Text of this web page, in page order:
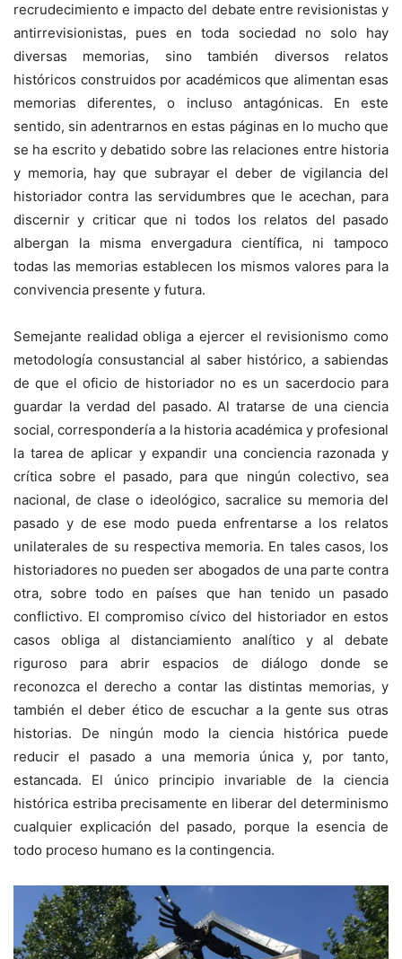
recrudecimiento e impacto del debate entre revisionistas y
antirrevisionistas, pues en toda sociedad no solo hay
diversas memorias, sino también diversos relatos
históricos construidos por académicos que alimentan esas
memorias diferentes, o incluso antagónicas. En este
sentido, sin adentrarnos en estas páginas en lo mucho que
se ha escrito y debatido sobre las relaciones entre historia
y memoria, hay que subrayar el deber de vigilancia del
historiador contra las servidumbres que le acechan, para
discernir y criticar que ni todos los relatos del pasado
albergan la misma envergadura científica, ni tampoco
todas las memorias establecen los mismos valores para la
convivencia presente y futura.
Semejante realidad obliga a ejercer el revisionismo como
metodología consustancial al saber histórico, a sabiendas
de que el oficio de historiador no es un sacerdocio para
guardar la verdad del pasado. Al tratarse de una ciencia
social, correspondería a la historia académica y profesional
la tarea de aplicar y expandir una conciencia razonada y
crítica sobre el pasado, para que ningún colectivo, sea
nacional, de clase o ideológico, sacralice su memoria del
pasado y de ese modo pueda enfrentarse a los relatos
unilaterales de su respectiva memoria. En tales casos, los
historiadores no pueden ser abogados de una parte contra
otra, sobre todo en países que han tenido un pasado
conflictivo. El compromiso cívico del historiador en estos
casos obliga al distanciamiento analítico y al debate
riguroso para abrir espacios de diálogo donde se
reconozca el derecho a contar las distintas memorias, y
también el deber ético de escuchar a la gente sus otras
historias. De ningún modo la ciencia histórica puede
reducir el pasado a una memoria única y, por tanto,
estancada. El único principio invariable de la ciencia
histórica estriba precisamente en liberar del determinismo
cualquier explicación del pasado, porque la esencia de
todo proceso humano es la contingencia.